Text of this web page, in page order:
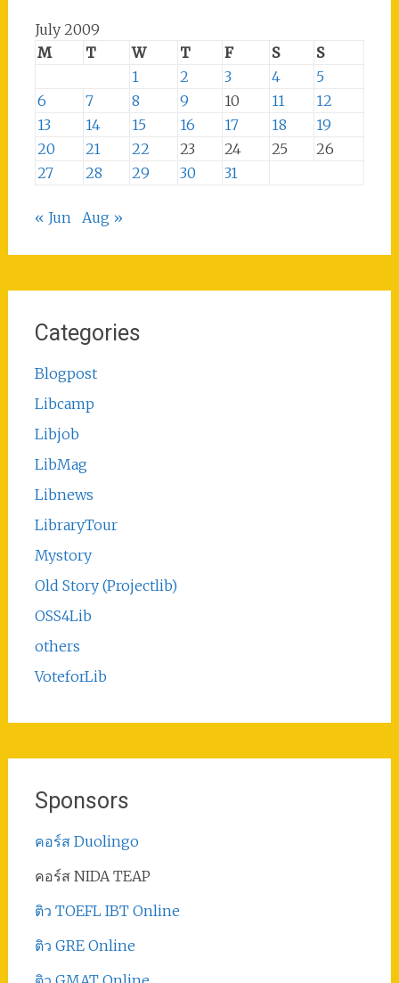
July 2009
M
T W T F S
S
1
2 3 4
5
6
7 8 9 10 11
12
13
14 15 16 17 18
19
20
21 22 23 24 25
26
27
28 29 30 31
« Jun Aug »
Categories
Blogpost
Libcamp
Libjob
LibMag
Libnews
LibraryTour
Mystory
Old Story (Projectlib)
OSS4Lib
others
VoteforLib
Sponsors
คอร์ส Duolingo
คอร์ส NIDA TEAP
ติว TOEFL IBT Online
ติว GRE Online